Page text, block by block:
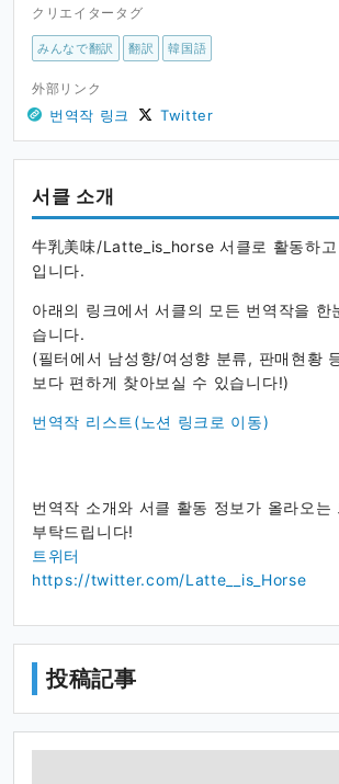
クリエイタータグ
みんなで翻訳 翻訳 韓国語
外部リンク
번역작 링크 Twitter
서클 소개
牛乳美味/Latte_is_horse 서클로 활동하
입니다.
아래의 링크에서 서클의 모든 번역작을 한
습니다.
(필터에서 남성향/여성향 분류, 판매현황
보다 편하게 찾아보실 수 있습니다!)
번역작 리스트(노션 링크로 이동)
번역작 소개와 서클 활동 정보가 올라오는
부탁드립니다!
트위터
https://twitter.com/Latte__is_Horse
投稿記事